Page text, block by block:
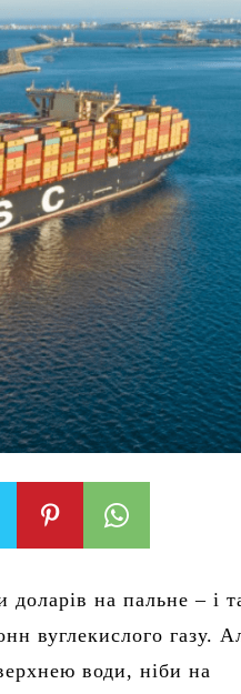
на пальне – і
вуглекислого газу.
води, ніби на